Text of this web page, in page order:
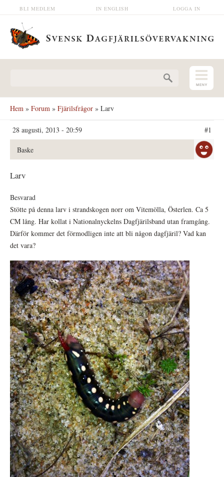
Hoppa till huvudinnehåll LOGGA IN
IN ENGLISH
BLI MEDLEM
Hem » Forum » Fjärilsfrågor » Larv
28 augusti, 2013 - 20:59 #1
Baske
Larv
Besvarad
Stötte på denna larv i strandskogen norr om Vitemölla, Österlen. Ca 5
CM lång. Har kollat i Nationalnyckelns Dagfjärilsband utan framgång.
Därför kommer det förmodligen inte att bli någon dagfjäril? Vad kan
det vara?